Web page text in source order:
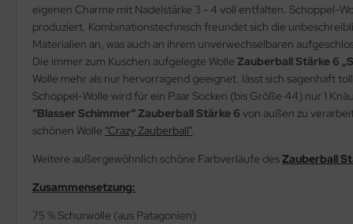
eigenen Charme mit Nadelstärke 3 - 4 voll entfalten. Schoppel-
produziert. Kombinationstechnisch freundet sich die
Materialien an, was auch an ihrem unverwechselbaren
Die immer zum Kuschen aufgelegte Wolle Zauberball Stärke 6
Wolle mehr als nur hervorragend geeignet. lässt sich sagenhaft
Schoppel-Wolle wird für ein Paar Socken (bis Größe 44) nur 1
“Blasser Schimmer“ Zauberball Stärke 6 von außen zu
schönen Wolle "Crazy Zauberball"
Weitere außergewöhnlich schöne Farbverläufe desZauberball
Zusammensetzung:
75 % Schurwolle (aus Patagonien)